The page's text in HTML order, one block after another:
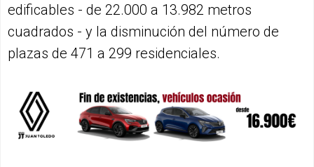
edificables - de 22.000 a 13.982 metros
cuadrados - y la disminución del número de
plazas de 471 a 299 residenciales.